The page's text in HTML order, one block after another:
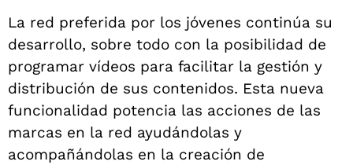
La red preferida por los jóvenes continúa su
desarrollo, sobre todo con la posibilidad de
programar vídeos para facilitar la gestión y
distribución de sus contenidos. Esta nueva
funcionalidad potencia las acciones de las
marcas en la red ayudándolas y
acompañándolas en la creación de